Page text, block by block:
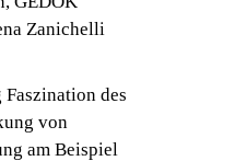
Zanichelli
des
von
am Beispiel